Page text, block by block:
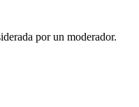
por un moderador.